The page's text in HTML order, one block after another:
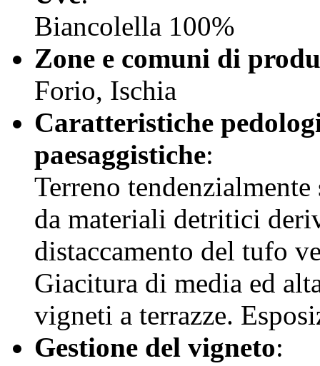
Biancolella 100%
Zone e comuni di
Forio, Ischia
Caratteristiche
paesaggistiche:
Terreno
da materiali detritici
distaccamento del tufo
Giacitura di media ed
vigneti a terrazze.
Gestione del vigneto: